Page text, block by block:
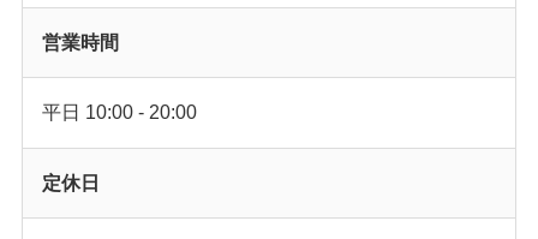
営業時間
平日 10:00 - 20:00
定休日